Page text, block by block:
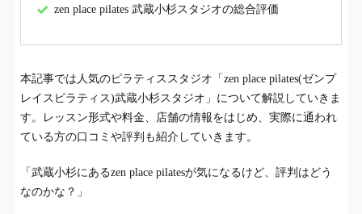
zen place pilates 武蔵小杉スタジオの総合評価
本記事では人気のピラティススタジオ「zen place pilates(ゼンプ
レイスピラティス)武蔵小杉スタジオ」について解説していきま
す。レッスン形式や料金、店舗の情報をはじめ、実際に通われ
ている方の口コミや評判も紹介していきます。
「武蔵小杉にあるzen place pilatesが気になるけど、評判はどう
なのかな？」